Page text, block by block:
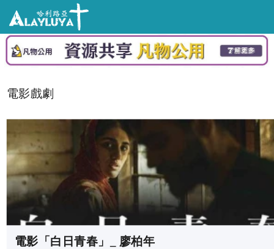
電影戲劇
電影「白日青春」_ 廖柏年